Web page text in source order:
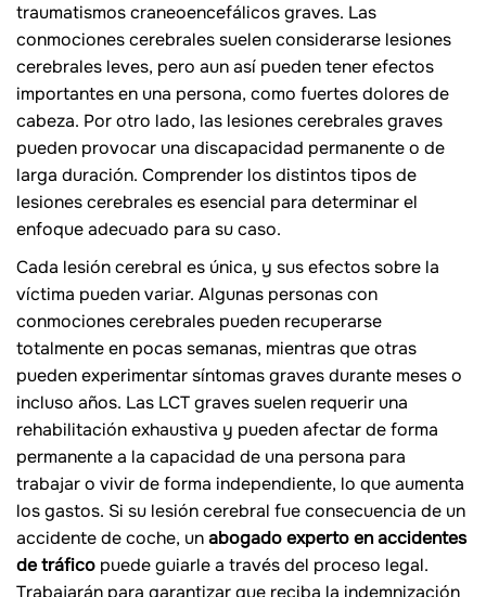
traumatismos craneoencefálicos graves. Las
conmociones cerebrales suelen considerarse lesiones
cerebrales leves, pero aun así pueden tener efectos
importantes en una persona, como fuertes dolores de
cabeza. Por otro lado, las lesiones cerebrales graves
pueden provocar una discapacidad permanente o de
larga duración. Comprender los distintos tipos de
lesiones cerebrales es esencial para determinar el
enfoque adecuado para su caso.
Cada lesión cerebral es única, y sus efectos sobre la
víctima pueden variar. Algunas personas con
conmociones cerebrales pueden recuperarse
totalmente en pocas semanas, mientras que otras
pueden experimentar síntomas graves durante meses o
incluso años. Las LCT graves suelen requerir una
rehabilitación exhaustiva y pueden afectar de forma
permanente a la capacidad de una persona para
trabajar o vivir de forma independiente, lo que aumenta
los gastos. Si su lesión cerebral fue consecuencia de un
accidente de coche, unabogado experto en accidentes
de tráfico puede guiarle a través del proceso legal.
Trabajarán para garantizar que reciba la indemnización